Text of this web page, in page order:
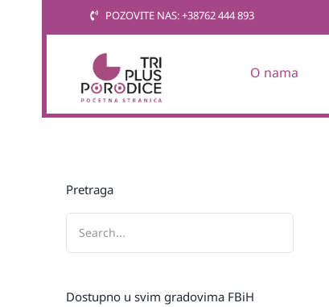
POZOVITE NAS: +38762 444 893
O nama
Pretraga
Dostupno u svim gradovima FBiH